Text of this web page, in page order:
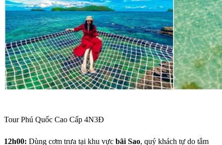
Tour Phú Quốc Cao Cấp 4N3Đ
12h00: Dùng cơm trưa tại khu vực bãi Sao, quý khách tự do tắm